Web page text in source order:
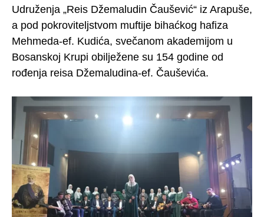
Udruženja „Reis Džemaludin Čaušević“ iz Arapuše,
a pod pokroviteljstvom muftije bihaćkog hafiza
Mehmeda-ef. Kudića, svečanom akademijom u
Bosanskoj Krupi obilježene su 154 godine od
rođenja reisa Džemaludina-ef. Čauševića.